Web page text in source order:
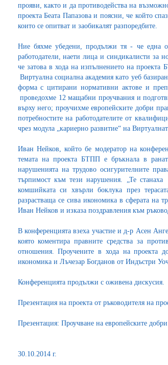
прояви, както и да противодейства на
проекта Беата Папазова и поясни, че който
които се опитват и заобикалят разпоредбите.
Ние бяхме убедени, продължи тя - че една
работодатели, наети лица и синдикалисти за
че затова в хода на изпълнението на
Виртуална социална академия като уеб
форма с цитирани нормативни актове и
проведохме 12 мащабни проучвания и
върху него; проучихме европейските добри
потребностите на работодателите от
чрез модула „кариерно развитие“ на
Иван Нейков, който бе модератор на
темата на проекта БТПП е бръкнала в
нарушенията на трудово осигурителните
търпимост към тези нарушения. „Те станаха
комшийката си хвърли боклука през
разрастваща се сива икономика в сферата на
Иван Нейков и изказа поздравления към
В конференцията взеха участие и д-р Асен
която коментира правните средства за
отношения. Проучените в хода на проекта
икономика и Лъчезар Богданов от Индъстри
Конференцията продължи с оживена дискусия.
Презентация на проекта от ръководителя на
Презентация: Проучване на европейските
30.10.2014 г.